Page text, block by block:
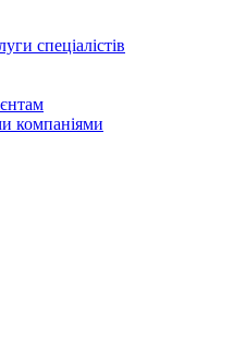
спеціалістів
компаніями